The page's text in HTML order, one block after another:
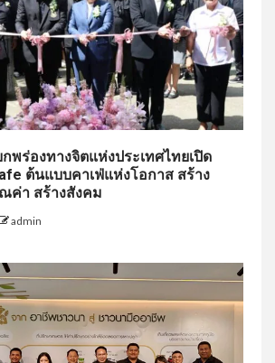
พร่องทางจิตแห่งประเทศไทยเปิด
ต้นแบบคาเฟ่แห่งโอกาส สร้าง
ค่า สร้างสังคม
admin